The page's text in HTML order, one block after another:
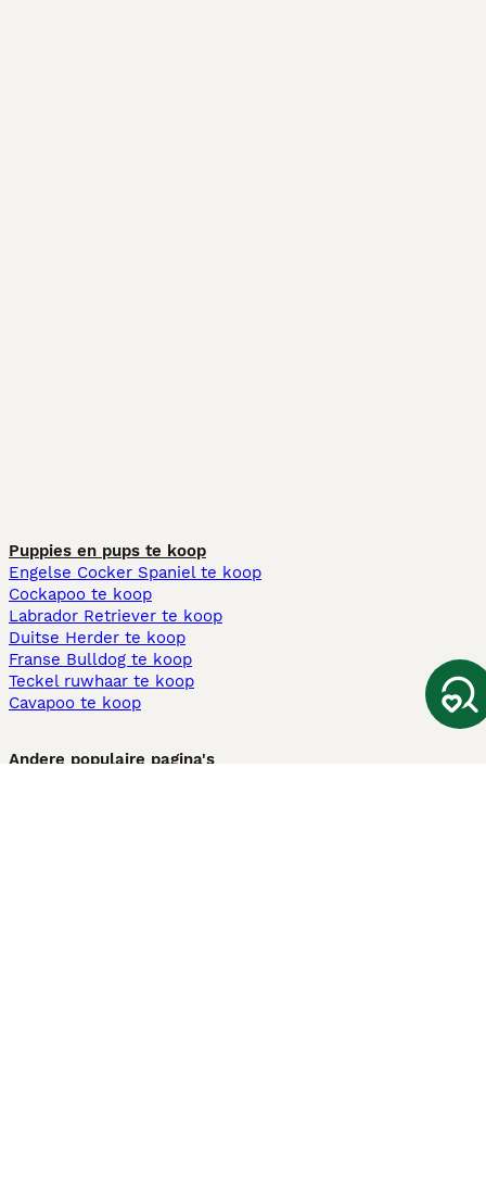
Puppies en pups te koop
Engelse Cocker Spaniel te koop
Cockapoo te koop
Labrador Retriever te koop
Duitse Herder te koop
Franse Bulldog te koop
Teckel ruwhaar te koop
Cavapoo te koop
Andere populaire pagina's